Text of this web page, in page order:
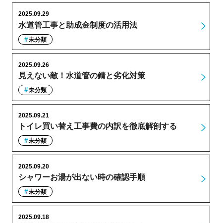
水道管工事と助成金制度の活用法
2025.09.29
未分類
見えない敵！水道管の錆と劣化対策
2025.09.26
未分類
トイレ買い替え工事費の内訳を徹底解剖する
2025.09.21
未分類
シャワーお湯が出ない時の確認手順
2025.09.20
未分類
2025.09.18